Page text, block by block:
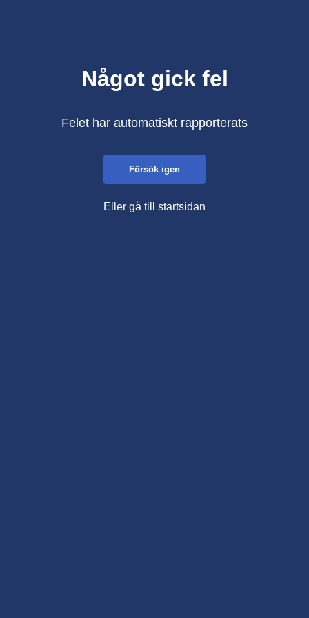
Något gick fel
Felet har automatiskt rapporterats
Försök igen
Eller gå till startsidan